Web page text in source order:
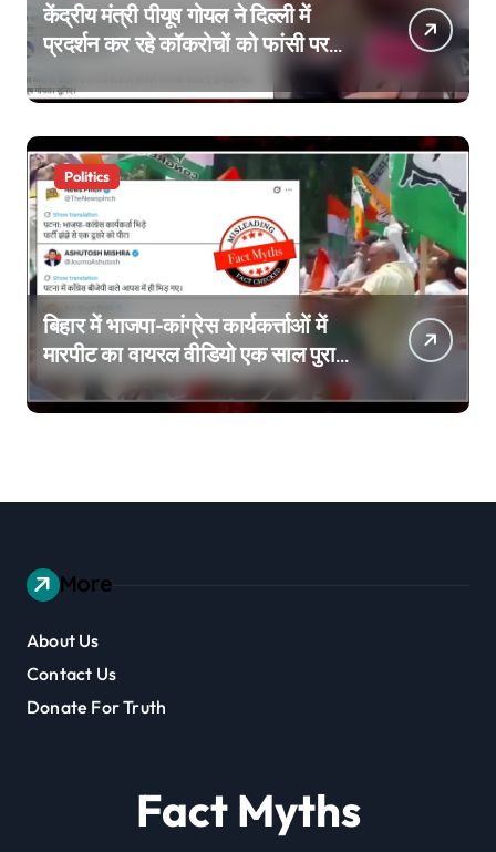
केंद्रीय मंत्री पीयूष गोयल ने दिल्ली में
प्रदर्शन कर रहे कॉकरोचों को फांसी पर
लटकाने की बात नहीं की, वायरल वीडियो
AI जेनरेटेड है
Politics
बिहार में भाजपा-कांग्रेस कार्यकर्त्ताओं में
मारपीट का वायरल वीडियो एक साल पुराना
है
More
About Us
Contact Us
Donate For Truth
Fact Myths